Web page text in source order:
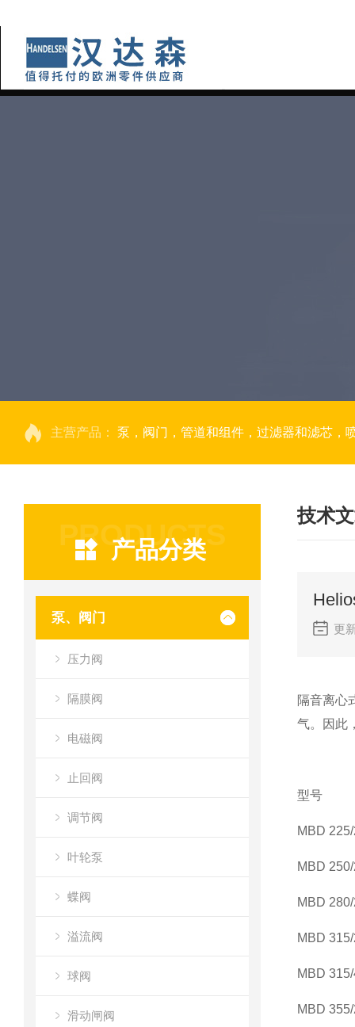
主营产品： 泵，阀门，管道和组件，过滤器和滤芯，
PRODUCTS
产品分类
泵、阀门
压力阀
隔膜阀
电磁阀
止回阀
调节阀
叶轮泵
蝶阀
溢流阀
球阀
滑动闸阀
技术
更
隔音离心
气。因此
型号
MBD
MBD
MBD
MBD
MBD
MBD